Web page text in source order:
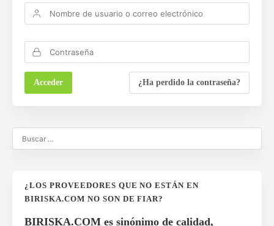
¿Ha perdido la contraseña?
¿LOS PROVEEDORES QUE NO ESTÁN EN
BIRISKA.COM NO SON DE FIAR?
BIRISKA.COM es sinónimo de calidad,